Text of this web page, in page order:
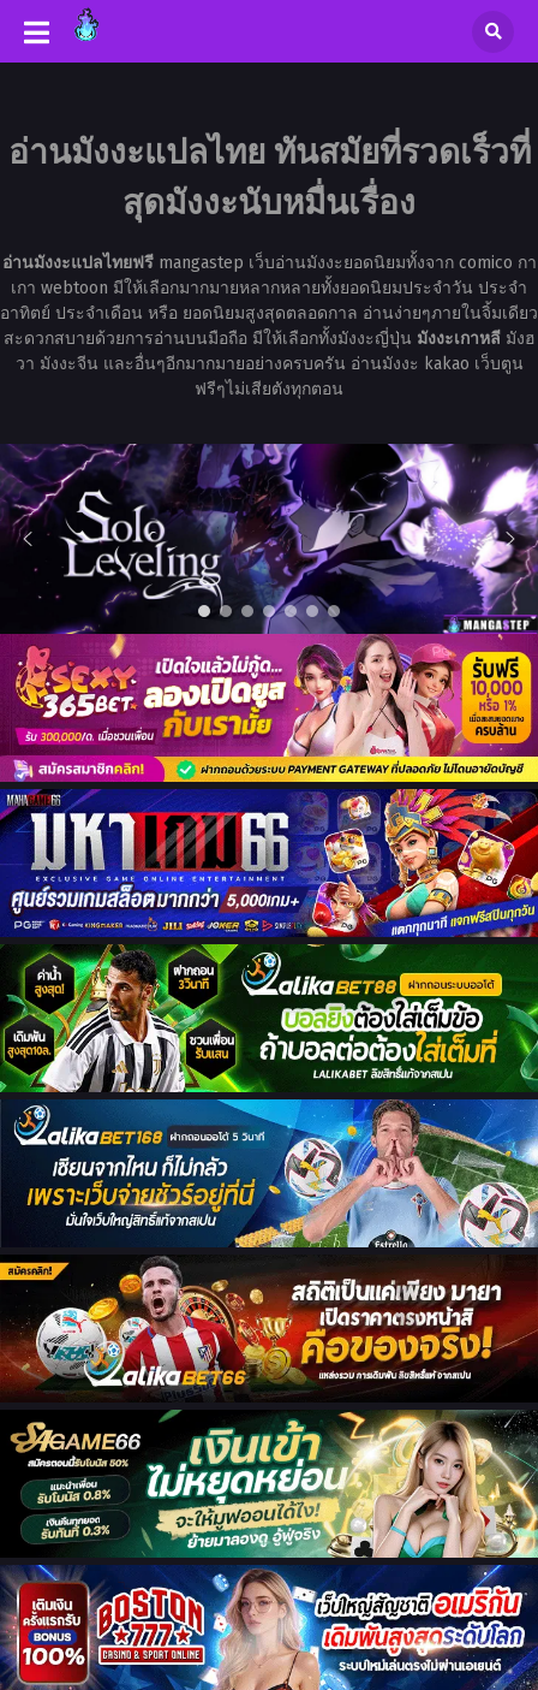
อ่านมังงะแปลไทย ทันสมัยที่รวดเร็วที่
สุดมังงะนับหมื่นเรื่อง
อ่านมังงะแปลไทยฟรีmangastep เว็บอ่านมังงะยอดนิยมทั้งจาก comico กา
เกา webtoon มีให้เลือกมากมายหลากหลายทั้งยอดนิยมประจำวัน ประจำ
อาทิตย์ ประจำเดือน หรือ ยอดนิยมสูงสุดตลอดกาล อ่านง่ายๆภายในจิ้มเดียว
สะดวกสบายด้วยการอ่านบนมือถือ มีให้เลือกทั้งมังงะญี่ปุ่น มังงะเกาหลีมังฮ
วา มังงะจีน และอื่นๆอีกมากมายอย่างครบครัน อ่านมังงะ kakao เว็บตูน
ฟรีๆไม่เสียตังทุกตอน